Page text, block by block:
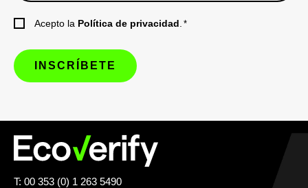
Acepto la Política de privacidad *
T: 00 353 (0) 1 263 5490